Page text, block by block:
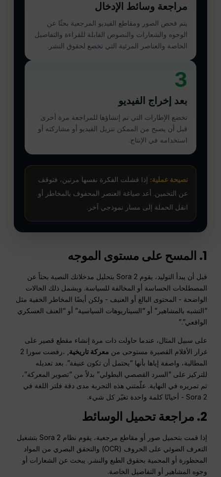
مراجعة وسائط الإدخال
يتم فحص الصور ومقاطع الفيديو المرجعية بحثًا عن
الوجوه والشعارات والنصوص القابلة للقراءة والتفاصيل
الخاصة والعناصر المرئية التي تخضع لحقوق النشر.
3
بعد إخراج الفيديو
تخضع الإطارات التي تم إنشاؤها للمراجعة مرة أخرى
قبل أن يصبح من الممكن تنزيل الفيديو أو مشاركته أو
استخدامه في الإنتاج.
نصيحة عملية: إذا فشلت الفكرة نفسها مرتين، فتوقف
عن التخمين. أعد صياغة العنصر المحفوف بالمخاطر أو
انقل الحملة إلى مسار نموذجي آخر.
1. المسح على مستوى الموجه
قبل أن يبدأ التوليد، يقوم Sora 2 بتحليل مدخلاتك النصية بحثاً عن
المصطلحات الحساسة أو المخالفة للسياسة. ويشمل ذلك الحالات
الواضحة - المحتوى البالغ أو العنيف - ولكن أيضًا المخاطر الخفية مثل
“التشبه بالمشاهير” أو “السيناريوهات السياسية” أو “العنف العسكري
الواقعي”.”
على سبيل المثال، عندما حاولت ذات مرة إنشاء مقطع قصير على
غرار الأفلام القصيرة مستوحى من معركة تاريخية
, ،رفضت سورا 2
المطالبة، واصفة إياها بأنها “يحتمل أن تكون عنيفة”. بعد تعديله
للتركيز على “السرد القصصي البطولي” بدلاً من “تصوير المعركة”،
تم تمريره في النهاية. علّمتني هذه التجربة مدى دقة فلتر اللغة في
Sora 2 - أحيانًا كلمة واحدة تغيّر كل شيء.
2. مراجعة تحميل الوسائط
إذا قمت بتحميل صور أو مقاطع مرجعية، يقوم نظام Sora 2 بتشغيل
التعرف الضوئي على الحروف (OCR) والتحقق البصري من المواد
المحظورة أو المحمية بحقوق الطبع والنشر. يبحث عن الشعارات أو
وجوه المشاهير أو التفاصيل الخاصة.